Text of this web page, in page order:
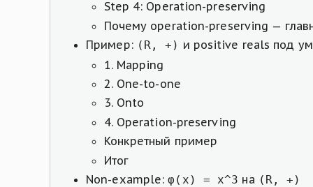
Step 4: Operation-preserving
Почему operation-preserving —
Пример: (R, +) и positive reals под
1. Mapping
2. One-to-one
3. Onto
4. Operation-preserving
Конкретный пример
Итог
Non-example:φ(x) = x^3 на (R, +)